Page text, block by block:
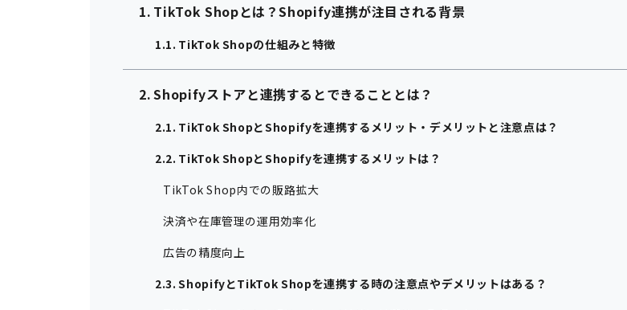
TikTok Shopとは？Shopify連携が注目される背景
TikTok Shopの仕組みと特徴
Shopifyストアと連携するとできることとは？
TikTok ShopとShopifyを連携するメリット・デメリットと注意点は？
TikTok ShopとShopifyを連携するメリットは？
TikTok Shop内での販路拡大
決済や在庫管理の運用効率化
広告の精度向上
ShopifyとTikTok Shopを連携する時の注意点やデメリットはある？